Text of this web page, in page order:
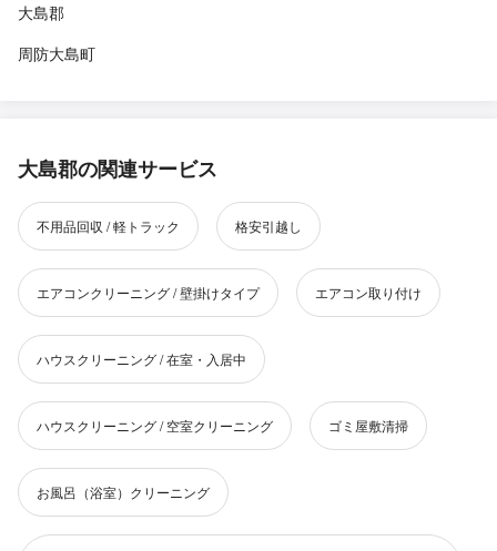
大島郡
周防大島町
大島郡の関連サービス
不用品回収 / 軽トラック 格安引越し
エアコンクリーニング / 壁掛けタイプ エアコン取り付け
ハウスクリーニング / 在室・入居中
ハウスクリーニング / 空室クリーニング ゴミ屋敷清掃
お風呂（浴室）クリーニング